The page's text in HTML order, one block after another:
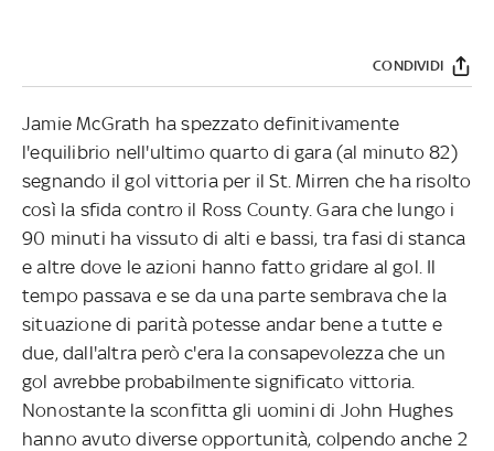
CONDIVIDI
Jamie McGrath ha spezzato definitivamente
l'equilibrio nell'ultimo quarto di gara (al minuto 82)
segnando il gol vittoria per il St. Mirren che ha risolto
così la sfida contro il Ross County. Gara che lungo i
90 minuti ha vissuto di alti e bassi, tra fasi di stanca
e altre dove le azioni hanno fatto gridare al gol. Il
tempo passava e se da una parte sembrava che la
situazione di parità potesse andar bene a tutte e
due, dall'altra però c'era la consapevolezza che un
gol avrebbe probabilmente significato vittoria.
Nonostante la sconfitta gli uomini di John Hughes
hanno avuto diverse opportunità, colpendo anche 2